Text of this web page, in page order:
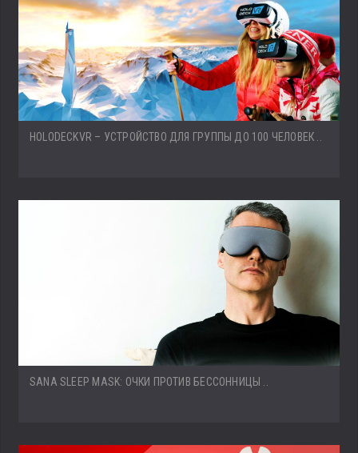
HOLODECKVR – УСТРОЙСТВО ДЛЯ ГРУППЫ ДО 100 ЧЕЛОВЕК ..
SANA SLEEP MASK: ОЧКИ ПРОТИВ БЕССОННИЦЫ ..